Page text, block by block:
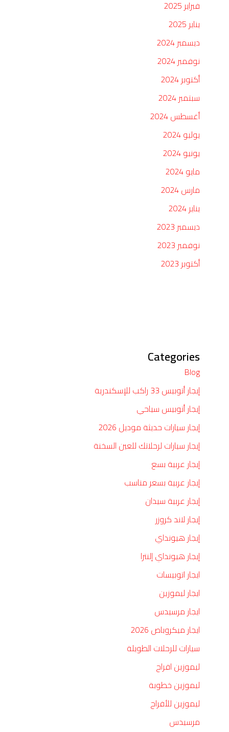
فبراير 2025
يناير 2025
ديسمبر 2024
نوفمبر 2024
أكتوبر 2024
سبتمبر 2024
أغسطس 2024
يوليو 2024
يونيو 2024
مايو 2024
مارس 2024
يناير 2024
ديسمبر 2023
نوفمبر 2023
أكتوبر 2023
Categories
Blog
إيجار أتوبيس 33 راكب للإسكندرية
إيجار أتوبيس سياحي
إيجار سيارات حديثة موديل 2026
إيجار سيارات لرحلاتك للعين السخنة
إيجار عربية بسع
إيجار عربية بسعر مناسب
إيجار عربية سيدان
إيجار لاند كروزر
إيجار هيونداي
إيجار هيونداي إلنترا
ايجار اتوبيسات
ايجار ليموزين
ايجار مرسيدس
ايجار ميكروباص 2026
سيارات للرحلات الطويلة
ليموزين افراح
ليموزين خطوبة
ليموزين للأفراح
مرسيدس